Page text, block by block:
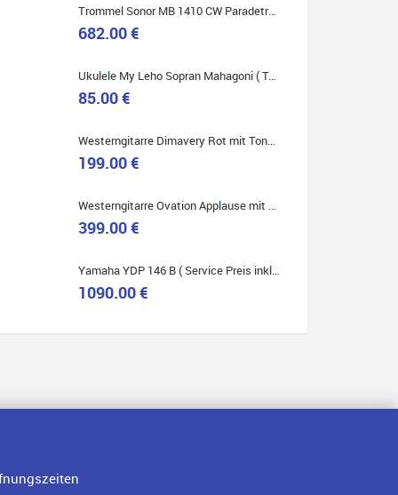
Klein...aber fein!
Toller Service, nette Leute. Immer wieder gerne..
Quelle: Google-Rezension
Trommel Sonor MB 1410 CW Paradetrommel ( Service Preis inkl. Werkstatt Service )
682.00 €
Ukulele My Leho Sopran Mahagoni ( Top Empfehlung ! )
85.00 €
199.00 €
399.00 €
1090.00 €